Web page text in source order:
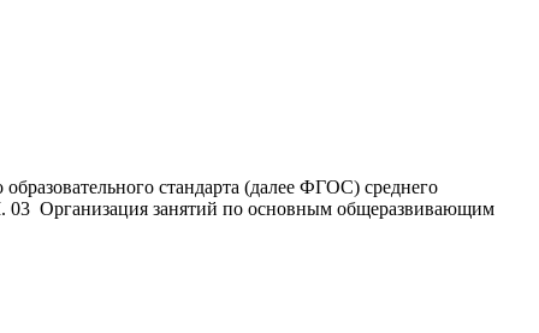
стандарта (далее ФГОС) среднего
03 Организация занятий по основным общеразвивающим